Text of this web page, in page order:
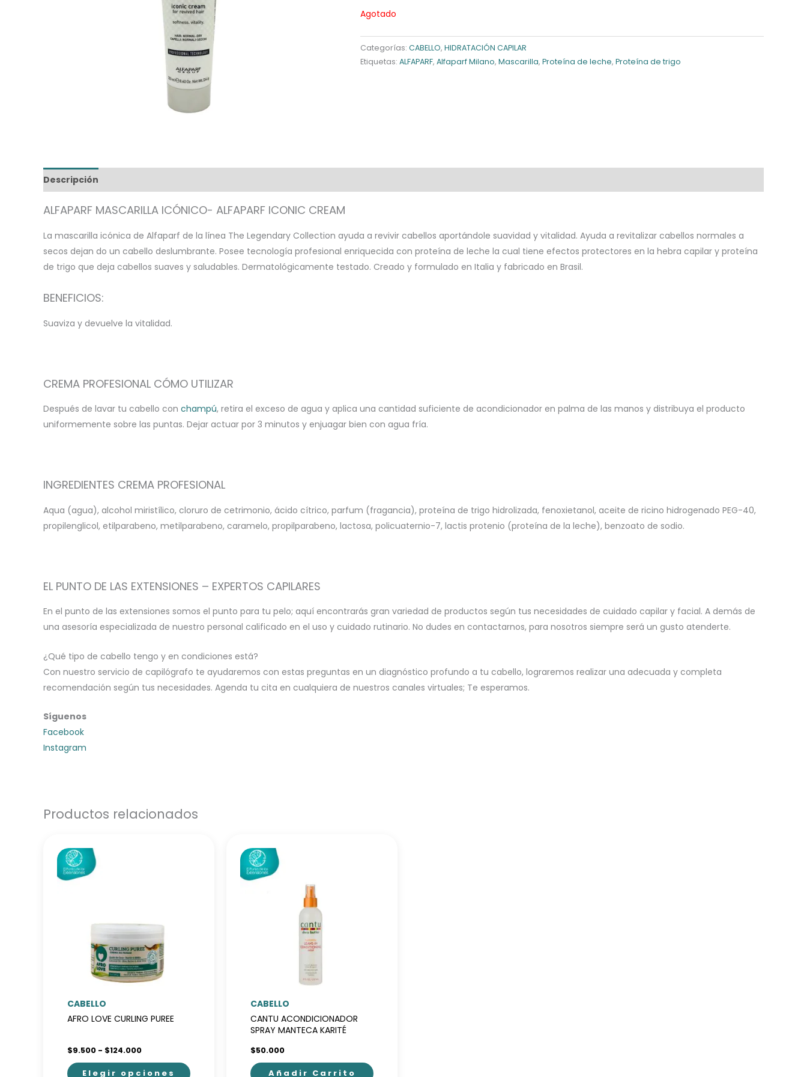
Agotado
Categorías: CABELLO, HIDRATACIÓN CAPILAR
Etiquetas: ALFAPARF, Alfaparf Milano, Mascarilla, Proteína de leche, Proteína de trigo
Descripción
ALFAPARF MASCARILLA ICÓNICO- ALFAPARF ICONIC CREAM
La mascarilla icónica de Alfaparf de la línea The Legendary Collection ayuda a revivir cabellos aportándole suavidad y vitalidad. Ayuda a revitalizar cabellos normales a
secos dejan do un cabello deslumbrante. Posee tecnología profesional enriquecida con proteína de leche la cual tiene efectos protectores en la hebra capilar y proteína
de trigo que deja cabellos suaves y saludables. Dermatológicamente testado. Creado y formulado en Italia y fabricado en Brasil.
BENEFICIOS:
Suaviza y devuelve la vitalidad.
CREMA PROFESIONAL CÓMO UTILIZAR
Después de lavar tu cabello con champú, retira el exceso de agua y aplica una cantidad suficiente de acondicionador en palma de las manos y distribuya el producto
uniformemente sobre las puntas. Dejar actuar por 3 minutos y enjuagar bien con agua fría.
INGREDIENTES CREMA PROFESIONAL
Aqua (agua), alcohol miristílico, cloruro de cetrimonio, ácido cítrico, parfum (fragancia), proteína de trigo hidrolizada, fenoxietanol, aceite de ricino hidrogenado PEG-40,
propilenglicol, etilparabeno, metilparabeno, caramelo, propilparabeno, lactosa, policuaternio-7, lactis protenio (proteína de la leche), benzoato de sodio.
EL PUNTO DE LAS EXTENSIONES – EXPERTOS CAPILARES
En el punto de las extensiones somos el punto para tu pelo; aquí encontrarás gran variedad de productos según tus necesidades de cuidado capilar y facial. A demás de
una asesoría especializada de nuestro personal calificado en el uso y cuidado rutinario. No dudes en contactarnos, para nosotros siempre será un gusto atenderte.
¿Qué tipo de cabello tengo y en condiciones está?
Con nuestro servicio de capilógrafo te ayudaremos con estas preguntas en un diagnóstico profundo a tu cabello, lograremos realizar una adecuada y completa
recomendación según tus necesidades. Agenda tu cita en cualquiera de nuestros canales virtuales; Te esperamos.
Síguenos
Facebook
Instagram
Productos relacionados
CABELLO
AFRO LOVE CURLING PUREE
$9.500 - $124.000Rango
precios:
Elegir opciones
CABELLO
CANTU ACONDICIONADOR
SPRAY MANTECA KARITÉ
$50.000
Añadir Carrito